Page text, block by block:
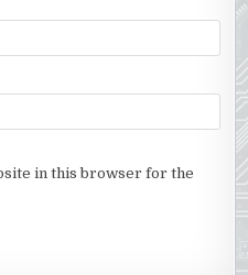
in this browser for the